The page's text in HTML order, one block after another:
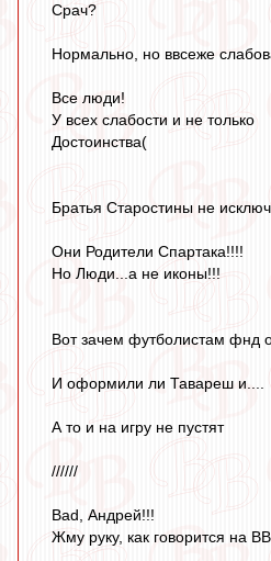
Срач?
Нормально, но ввсеже
Все люди!
У всех слабости и не только
Достоинства(
Братья Старостины не
Они Родители Спартака!!!!
Но Люди...а не иконы!!!
Вот зачем футболистам фнд
И оформили ли Тавареш и....
А то и на игру не пустят
//////
Bad, Андрей!!!
Жму руку, как говорится на